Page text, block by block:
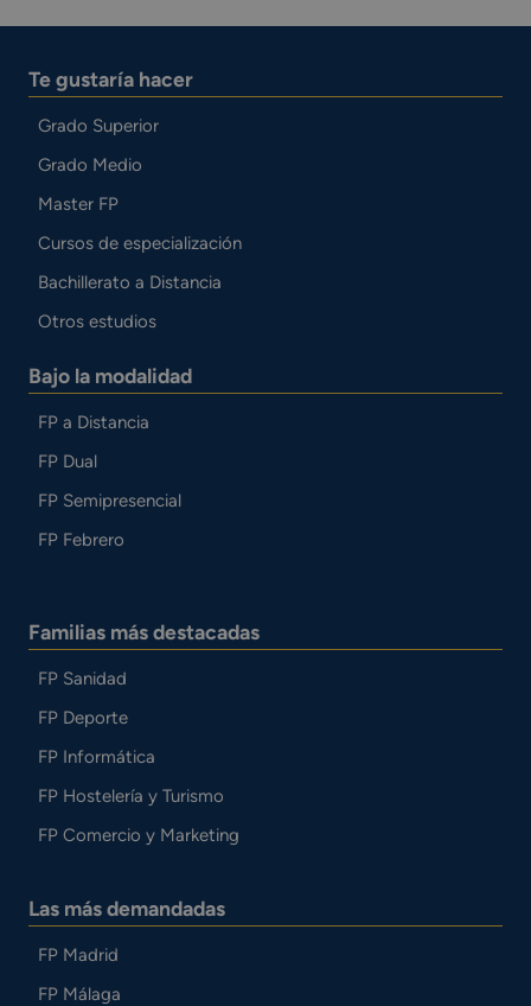
Te gustaría hacer
Grado Superior
Grado Medio
Master FP
Cursos de especialización
Bachillerato a Distancia
Otros estudios
Bajo la modalidad
FP a Distancia
FP Dual
FP Semipresencial
FP Febrero
Familias más destacadas
FP Sanidad
FP Deporte
FP Informática
FP Hostelería y Turismo
FP Comercio y Marketing
Las más demandadas
FP Madrid
FP Málaga